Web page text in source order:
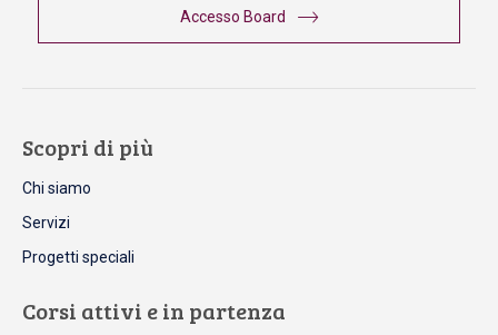
Accesso Board
Scopri di più
Chi siamo
Servizi
Progetti speciali
Corsi attivi e in partenza